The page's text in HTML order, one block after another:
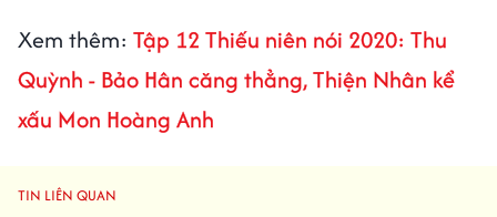
Xem thêm: Tập 12 Thiếu niên nói 2020: Thu
Quỳnh - Bảo Hân căng thẳng, Thiện Nhân kể
xấu Mon Hoàng Anh
TIN LIÊN QUAN